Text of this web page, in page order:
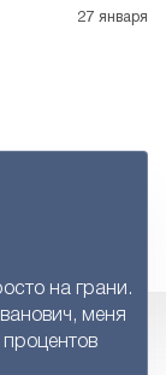
27 января
на грани.
меня